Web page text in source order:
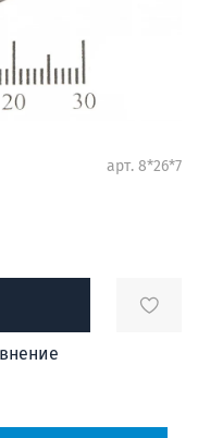
арт. 8*26*7